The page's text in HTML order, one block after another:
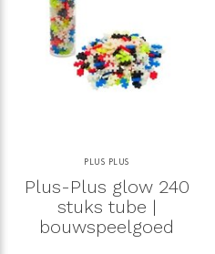
PLUS PLUS
Plus-Plus glow 240
stuks tube |
bouwspeelgoed